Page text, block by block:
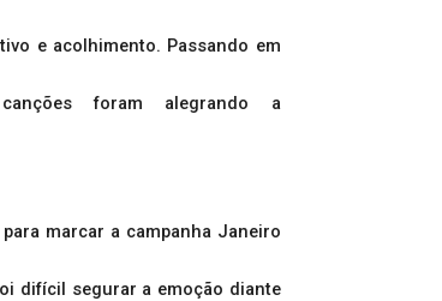
e acolhimento. Passando em
foram alegrando a
marcar a campanha Janeiro
difícil segurar a emoção diante